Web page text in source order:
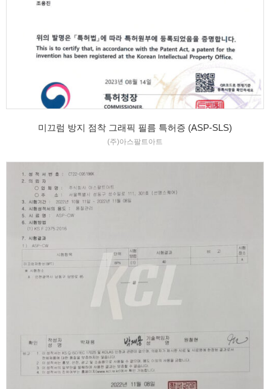
미끄럼 방지 점착 그래픽 필름 특허증 (ASP-SLS)
(주)아스팔트아트